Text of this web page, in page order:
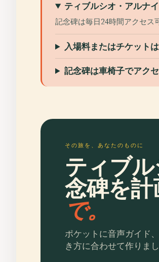
ティブルシオ・アルナ
記念碑は毎日24時間アクセス
入場料またはチケット
記念碑は車椅子でアク
その旅を、あなたのものに
ティブ
念碑を
で。
ポケットに音声ガイド
き方に合わせて作りまし